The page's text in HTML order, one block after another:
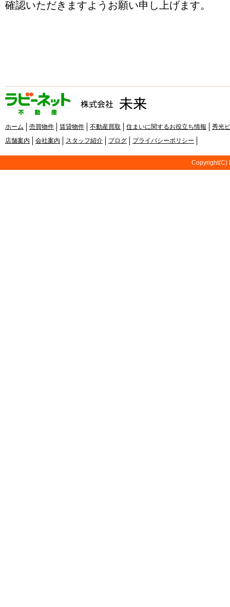
確認いただきますようお願い申し上げます。
ホーム 売買物件 賃貸物件 不動産買取 住まいに関するお役立ち情報
秀光
店舗案内
会社案内 スタッフ紹介 ブログ プライバシーポリシー
Copyright(C)